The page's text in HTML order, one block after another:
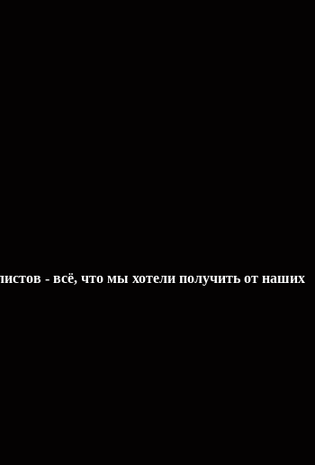
- всё, что мы хотели получить от наших